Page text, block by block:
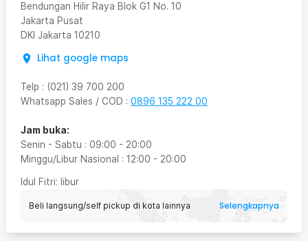
Bendungan Hilir Raya Blok G1 No. 10
Jakarta Pusat
DKI Jakarta 10210
Lihat google maps
Telp : (021) 39 700 200
Whatsapp Sales / COD : 0896 135 222 00
Jam buka:
Senin - Sabtu : 09:00 - 20:00
Minggu/Libur Nasional : 12:00 - 20:00
Idul Fitri: libur
Beli langsung/self pickup di kota lainnya Selengkapnya